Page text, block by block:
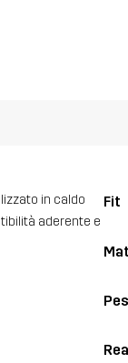
in caldo
aderente e
Fit